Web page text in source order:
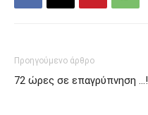
Προηγούμενο άρθρο
72 ώρες σε επαγρύπνηση …!